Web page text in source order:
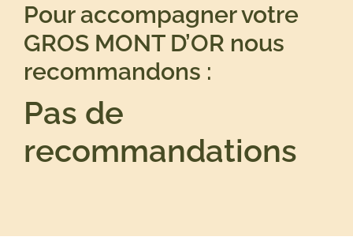
Pour accompagner votre
GROS MONT D’OR nous
recommandons :
Pas de
recommandations